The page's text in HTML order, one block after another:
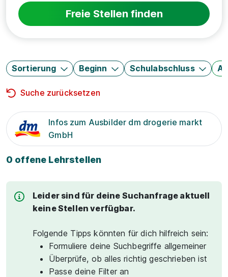
Freie Stellen finden
Sortierung Beginn Schulabschluss
Suche zurücksetzen
Infos zum Ausbilder dm drogerie markt
GmbH
0 offene Lehrstellen
Leider sind für deine Suchanfrage aktuell
keine Stellen verfügbar.
Folgende Tipps könnten für dich hilfreich sein:
Formuliere deine Suchbegriffe allgemeiner
Überprüfe, ob alles richtig geschrieben ist
Passe deine Filter an